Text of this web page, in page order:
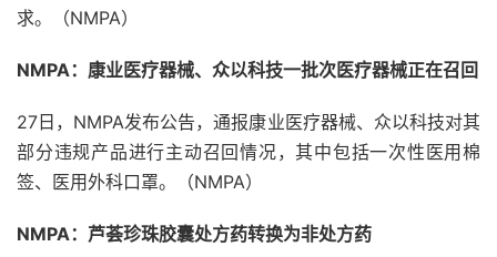
求。（NMPA）
NMPA：康业医疗器械、众以科技一批次医疗器械正在召回
27日，NMPA发布公告，通报康业医疗器械、众以科技对其
部分违规产品进行主动召回情况，其中包括一次性医用棉
签、医用外科口罩。（NMPA）
NMPA：芦荟珍珠胶囊处方药转换为非处方药